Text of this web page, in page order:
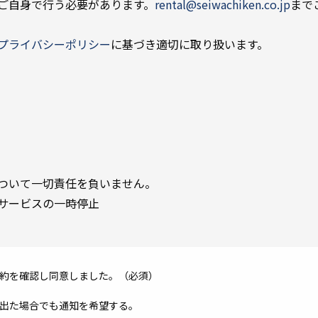
身で行う必要があります。 rental@seiwachiken.co.jpまで
ライバシーポリシーに基づき適切に取り扱います。
て一切責任を負いません。
ビスの一時停止
確認し同意しました。（必須）
場合でも通知を希望する。